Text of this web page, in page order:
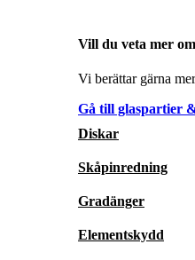
Vill du veta mer
Vi berättar gärna
Gå till glaspartier
Diskar
Skåpinredning
Gradänger
Elementskydd